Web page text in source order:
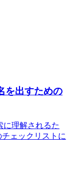
を出すための
に理解されるた
ェックリストに